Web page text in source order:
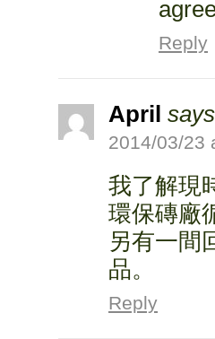
Reply
April
2014/03/23
我了解現
環保磚廠
另有一間
品。
Reply